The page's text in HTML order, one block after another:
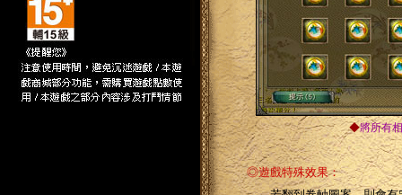
◆將所有
◎遊戲特殊效果：